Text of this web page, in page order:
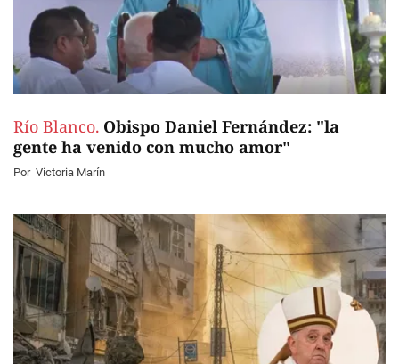
Río Blanco. Obispo Daniel Fernández: "la
gente ha venido con mucho amor"
Por Victoria Marín